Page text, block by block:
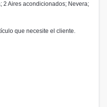
2 Aires acondicionados; Nevera;
que necesite el cliente.